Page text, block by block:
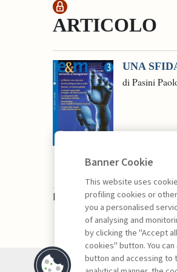
ARTICOLO
UNA
di Pasini
La consultazione dei libri è
Banner Cookie
This website uses
profiling cookies or
you a personalised
of analysing and
by clicking the "Accept
cookies" button. You
button and accessing to